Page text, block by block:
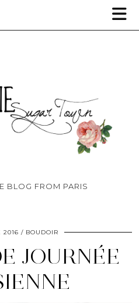
BLOG FROM PARIS
2016 BOUDOIR
JOURNÉE